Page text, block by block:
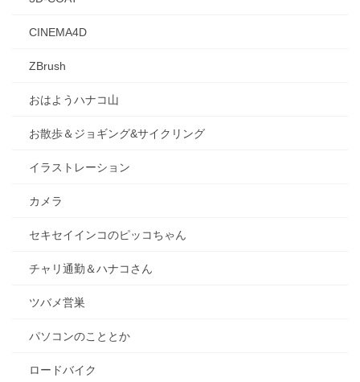
CINEMA4D
ZBrush
おはようハナコ山
お散歩＆ジョギング&サイクリング
イラストレーション
カメラ
セキセイインコのピッコちゃん
チャリ通勤＆ハナコさん
ツバメ営巣
パソコンのこととか
ロードバイク